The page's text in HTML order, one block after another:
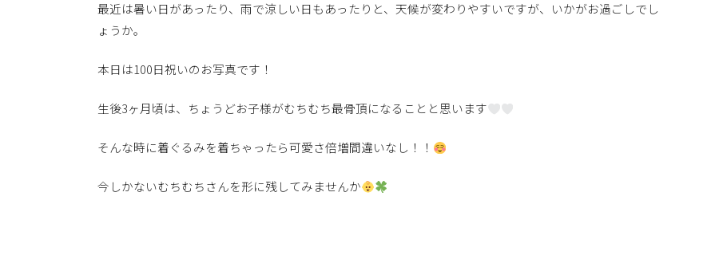
最近は暑い日があったり、雨で涼しい日もあったりと、天候が変わりやすいですが、いかがお過ごしでし
ょうか。
本日は100日祝いのお写真です！
生後3ヶ月頃は、ちょうどお子様がむちむち最骨頂になることと思います
そんな時に着ぐるみを着ちゃったら可愛さ倍増間違いなし！！
今しかないむちむちさんを形に残してみませんか